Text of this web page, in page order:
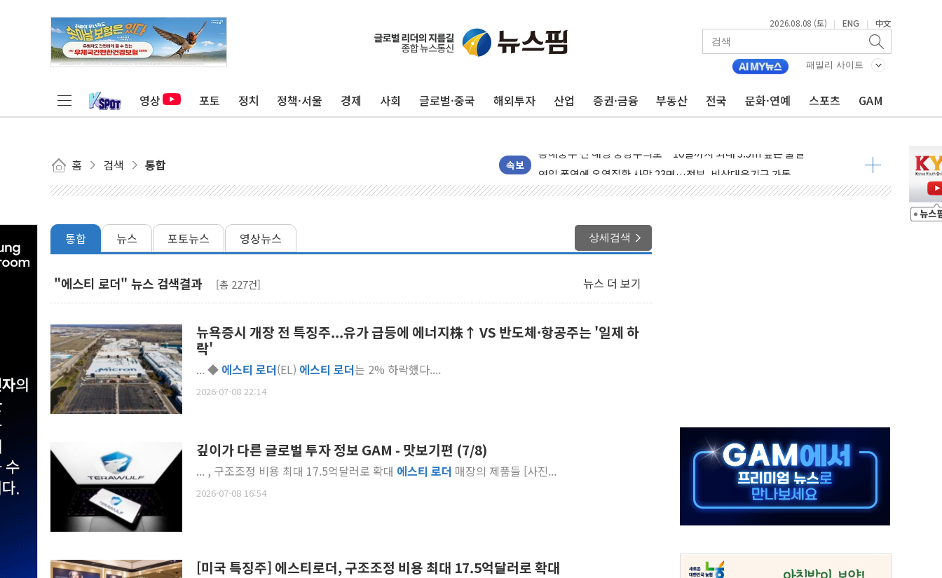
2026.08.08 (토) | ENG | 中文
패밀리 사이트
영상 포토 정치 정책·서울 경제 사회 글로벌·중국 해외투자 산업 증권·금융 부동산 전국 문화·연예 스포츠 GAM
홈 검색 통합 속보
'화합' 꺼낸 김민석에 '뻔뻔' 받아친 정청래…제주 연설서 신경전 고조
李대통령, ISA 개편 재검토 지시…與 "적극 환영"·野 "졸속 국정"
연일 폭염에 온열질환 사망 23명…정부, 비상대응기구 가동
中 전방위 아파트 부양, 수도 베이징도 부동산 규제 철폐
동해시, 11~14일 '별똥별 멍' 운영…페르세우스 유성우 관측
강원 중·남부 동해안 시간당 50mm 이상 폭우…호우경보 발효
폭염에 車 운전면허 기능시험 오전 집중 편성…체감온도 38도 넘으면 중단
'호우 특보' 경북 울진 시간당 20~30mm 강한 비...가뭄 해소될 듯
한상협, 업계 개인정보 보안 새판 짠다…'자율규제단체' 타진
민주당, 오늘 제주·인천 경선 발표...김민석 '재역전' vs 정청래 '격차 확대'
뉴욕증시, 고용 쇼크에 금리 인상 우려 후퇴…S&P500 최고치
트럼프, 쿡 연준 이사 해임 재추진…"26일까지 의혹 소명" 요구
통합 뉴스 포토뉴스 영상뉴스 상세검색
"에스티 로더" 뉴스 검색결과 [총 227건] 뉴스 더 보기
뉴욕증시 개장 전 특징주...유가 급등에 에너지株↑ VS 반도체·항공주는 '일제 하
락'
... ◆ 에스티 로더(EL) 에스티 로더는 2% 하락했다....
2026-07-08 22:14
깊이가 다른 글로벌 투자 정보 GAM - 맛보기편 (7/8)
... , 구조조정 비용 최대 17.5억달러로 확대 에스티 로더 매장의 제품들 [사진...
2026-07-08 16:54
[미국 특징주] 에스티로더, 구조조정 비용 최대 17.5억달러로 확대